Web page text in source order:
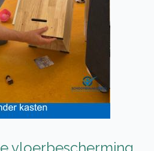
vloerbescherming